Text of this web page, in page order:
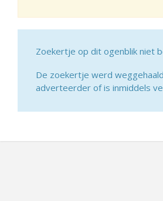
Zoekertje op dit ogenblik niet
De zoekertje werd
adverteerder of is inmiddels